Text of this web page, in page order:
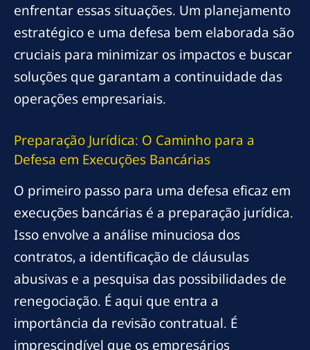
enfrentar essas situações. Um planejamento
estratégico e uma defesa bem elaborada são
cruciais para minimizar os impactos e buscar
soluções que garantam a continuidade das
operações empresariais.
Preparação Jurídica: O Caminho para a
Defesa em Execuções Bancárias
O primeiro passo para uma defesa eficaz em
execuções bancárias é a preparação jurídica.
Isso envolve a análise minuciosa dos
contratos, a identificação de cláusulas
abusivas e a pesquisa das possibilidades de
renegociação. É aqui que entra a
importância da revisão contratual. É
imprescindível que os empresários